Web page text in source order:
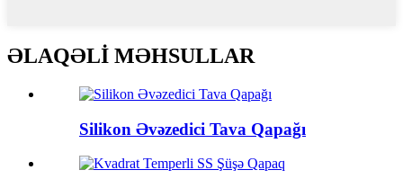
ƏLAQƏLİ MƏHSULLAR
Silikon Əvəzedici Tava Qapağı